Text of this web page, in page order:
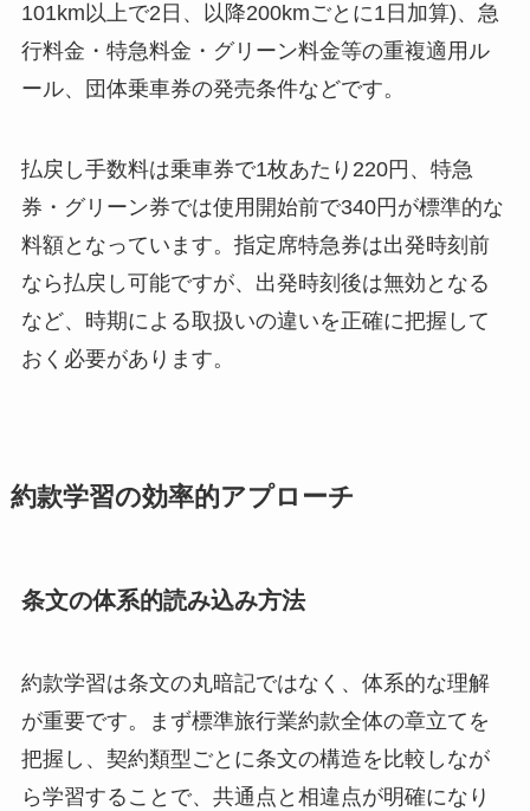
101km以上で2日、以降200kmごとに1日加算)、急
行料金・特急料金・グリーン料金等の重複適用ル
ール、団体乗車券の発売条件などです。
払戻し手数料は乗車券で1枚あたり220円、特急
券・グリーン券では使用開始前で340円が標準的な
料額となっています。指定席特急券は出発時刻前
なら払戻し可能ですが、出発時刻後は無効となる
など、時期による取扱いの違いを正確に把握して
おく必要があります。
約款学習の効率的アプローチ
条文の体系的読み込み方法
約款学習は条文の丸暗記ではなく、体系的な理解
が重要です。まず標準旅行業約款全体の章立てを
把握し、契約類型ごとに条文の構造を比較しなが
ら学習することで、共通点と相違点が明確になり